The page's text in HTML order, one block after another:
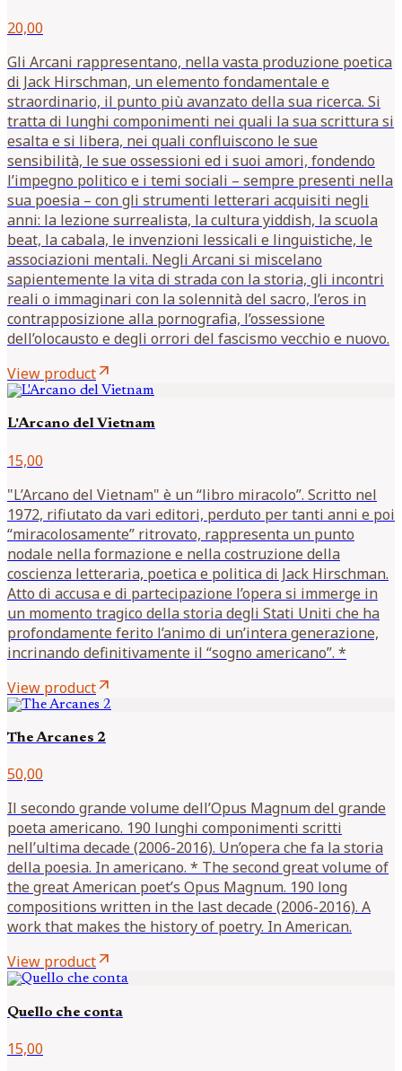
20,00
Gli Arcani rappresentano, nella vasta produzione poetica
di Jack Hirschman, un elemento fondamentale e
straordinario, il punto più avanzato della sua ricerca. Si
tratta di lunghi componimenti nei quali la sua scrittura si
esalta e si libera, nei quali confluiscono le sue
sensibilità, le sue ossessioni ed i suoi amori, fondendo
l’impegno politico e i temi sociali – sempre presenti nella
sua poesia – con gli strumenti letterari acquisiti negli
anni: la lezione surrealista, la cultura yiddish, la scuola
beat, la cabala, le invenzioni lessicali e linguistiche, le
associazioni mentali. Negli Arcani si miscelano
sapientemente la vita di strada con la storia, gli incontri
reali o immaginari con la solennità del sacro, l’eros in
contrapposizione alla pornografia, l’ossessione
dell’olocausto e degli orrori del fascismo vecchio e nuovo.
View productarrow_outward
L'Arcano del Vietnam
15,00
"L’Arcano del Vietnam" è un “libro miracolo”. Scritto nel
1972, rifiutato da vari editori, perduto per tanti anni e poi
“miracolosamente” ritrovato, rappresenta un punto
nodale nella formazione e nella costruzione della
coscienza letteraria, poetica e politica di Jack Hirschman.
Atto di accusa e di partecipazione l’opera si immerge in
un momento tragico della storia degli Stati Uniti che ha
profondamente ferito l’animo di un’intera generazione,
incrinando definitivamente il “sogno americano”. *
View productarrow_outward
The Arcanes 2
50,00
Il secondo grande volume dell’Opus Magnum del grande
poeta americano. 190 lunghi componimenti scritti
nell’ultima decade (2006-2016). Un’opera che fa la storia
della poesia. In americano. * The second great volume of
the great American poet’s Opus Magnum. 190 long
compositions written in the last decade (2006-2016). A
work that makes the history of poetry. In American.
View productarrow_outward
Quello che conta
15,00